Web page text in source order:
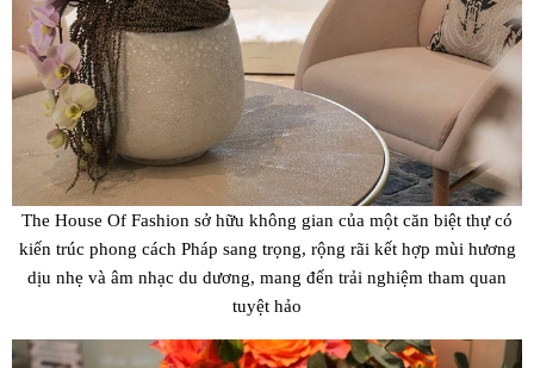
The House Of Fashion sở hữu không gian của một căn biệt thự có
kiến trúc phong cách Pháp sang trọng, rộng rãi kết hợp mùi hương
dịu nhẹ và âm nhạc du dương, mang đến trải nghiệm tham quan
tuyệt hảo